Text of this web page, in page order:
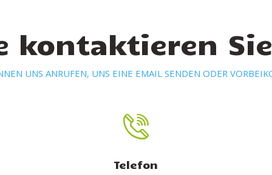
kontaktieren
UNS ANRUFEN, UNS EINE EMAIL SENDEN ODER
Telefon